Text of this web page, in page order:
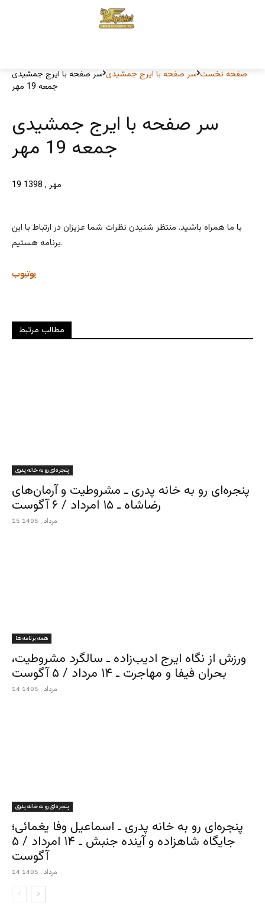
صفحه نخست سر صفحه با ایرج جمشیدی سر صفحه با ایرج جمشیدی
جمعه 19 مهر
سر صفحه با ایرج جمشیدی
جمعه 19 مهر
19 مهر , 1398
با ما همراه باشید. منتظر شنیدن نظرات شما عزیزان در ارتباط با این
برنامه هستیم.
یوتیوب
مطالب مرتبط
پنجره‌ای رو به خانه پدری
پنجره‌ای رو به خانه پدری ـ مشروطیت و آرمان‌های
رضاشاه ـ ۱۵ امرداد / ۶ آگوست
15 مرداد , 1405
همه برنامه ها
ورزش از نگاه ایرج ادیب‌زاده ـ سالگرد مشروطیت،
بحران فیفا و مهاجرت ـ ۱۴ مرداد / ۵ آگوست
14 مرداد , 1405
پنجره‌ای رو به خانه پدری
پنجره‌ای رو به خانه پدری ـ اسماعیل وفا یغمائی؛
جایگاه شاهزاده و آینده جنبش ـ ۱۴ امرداد / ۵
آگوست
14 مرداد , 1405